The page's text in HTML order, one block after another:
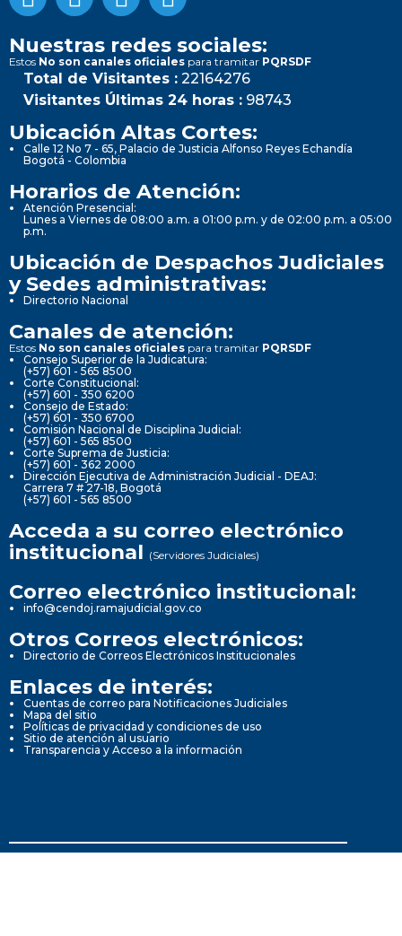
Nuestras redes sociales:
Estos No son canales oficiales para tramitar PQRSDF
Total de Visitantes : 22164276
Visitantes Últimas 24 horas : 98743
Ubicación Altas Cortes:
Calle 12 No 7 - 65, Palacio de Justicia Alfonso Reyes Echandía
Bogotá - Colombia
Horarios de Atención:
Atención Presencial:
Lunes a Viernes de 08:00 a.m. a 01:00 p.m. y de 02:00 p.m. a 05:00
p.m.
Ubicación de Despachos Judiciales
y Sedes administrativas:
Directorio Nacional
Canales de atención:
Estos No son canales oficiales para tramitar PQRSDF
Consejo Superior de la Judicatura:
(+57) 601 - 565 8500
Corte Constitucional:
(+57) 601 - 350 6200
Consejo de Estado:
(+57) 601 - 350 6700
Comisión Nacional de Disciplina Judicial:
(+57) 601 - 565 8500
Corte Suprema de Justicia:
(+57) 601 - 362 2000
Dirección Ejecutiva de Administración Judicial - DEAJ:
Carrera 7 # 27-18, Bogotá
(+57) 601 - 565 8500
Acceda a su correo electrónico
institucional (Servidores Judiciales)
Correo electrónico institucional:
info@cendoj.ramajudicial.gov.co
Otros Correos electrónicos:
Directorio de Correos Electrónicos Institucionales
Enlaces de interés:
Cuentas de correo para Notificaciones Judiciales
Mapa del sitio
Políticas de privacidad y condiciones de uso
Sitio de atención al usuario
Transparencia y Acceso a la información